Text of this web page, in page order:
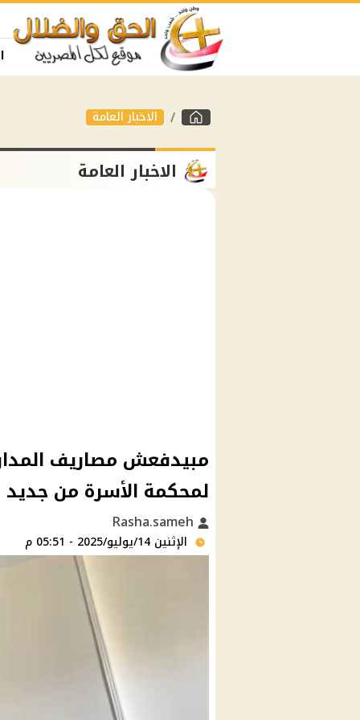
الاخبار العامة
الاخبار العامة
مبيدفعش مصاريف
لمحكمة الأسرة من جديد
الإثنين 14/يوليو/2025 - 05:51 م